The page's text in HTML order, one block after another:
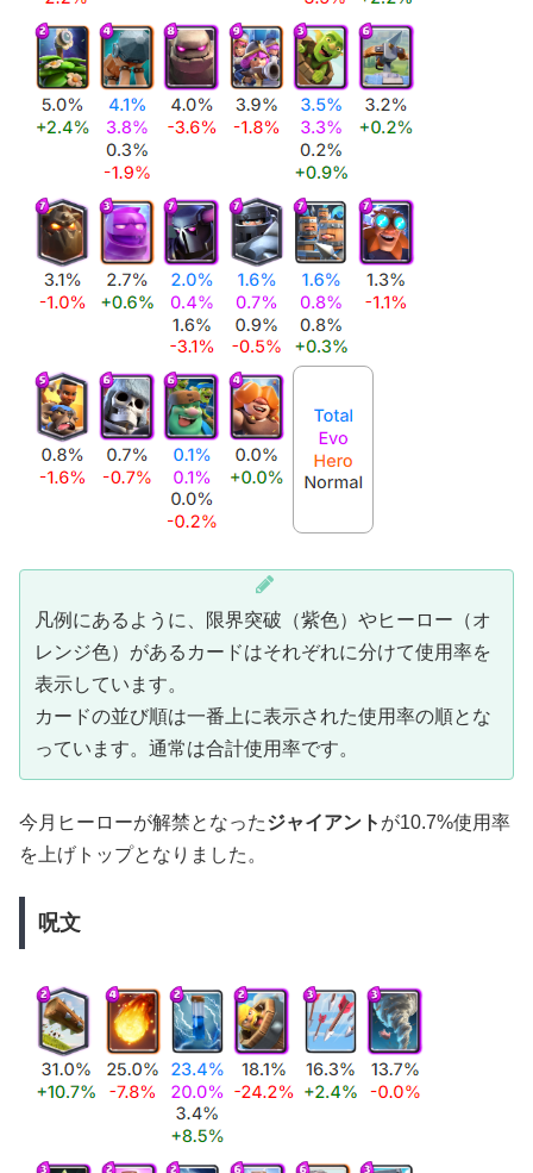
凡例にあるように、限界突破（紫色）やヒーロー（オ
レンジ色）があるカードはそれぞれに分けて使用率を
表示しています。
カードの並び順は一番上に表示された使用率の順とな
っています。通常は合計使用率です。
今月ヒーローが解禁となったジャイアント が10.7%使用率
を上げトップとなりました。
呪文